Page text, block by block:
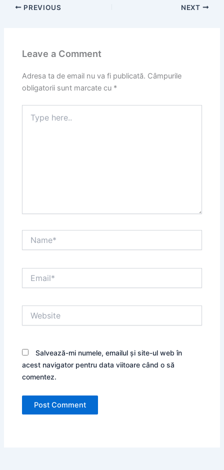
PREVIOUS NEXT
Leave a Comment
Adresa ta de email nu va fi publicată. Câmpurile
obligatorii sunt marcate cu *
here..
Salvează-mi numele, emailul și site-ul web în
acest navigator pentru data viitoare când o să
comentez.